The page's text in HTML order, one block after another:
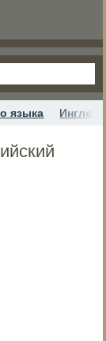
языка Инглекс